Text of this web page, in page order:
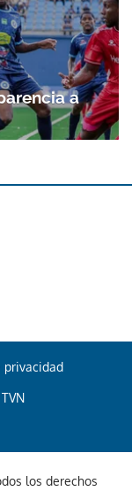
a
privacidad
los derechos